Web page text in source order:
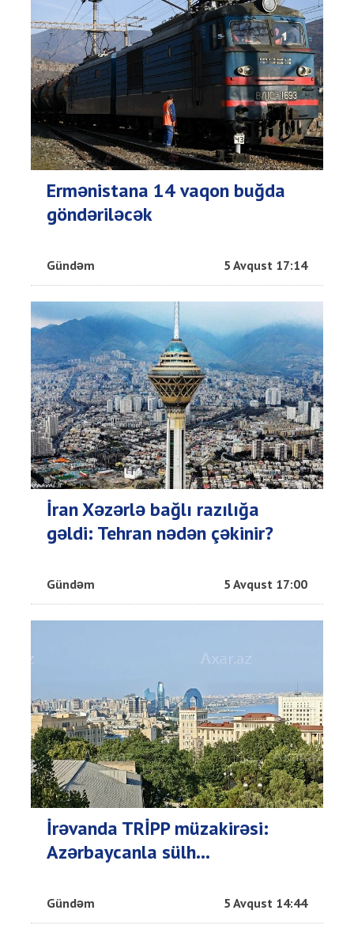
Ermənistana 14 vaqon buğda
göndəriləcək
Gündəm 5 Avqust 17:14
İran Xəzərlə bağlı razılığa
gəldi: Tehran nədən çəkinir?
Gündəm 5 Avqust 17:00
İrəvanda TRİPP müzakirəsi:
Azərbaycanla sülh...
Gündəm 5 Avqust 14:44